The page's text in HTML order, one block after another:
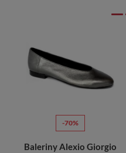
-70%
Baleriny Alexio Giorgio